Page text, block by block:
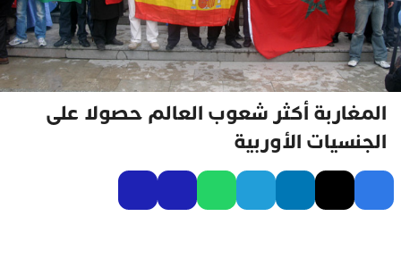
المغاربة أكثر شعوب العالم حصولا على
الجنسيات الأوربية